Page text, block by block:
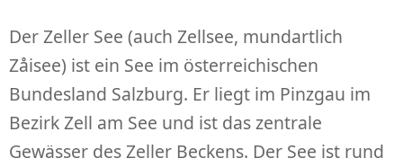
Der Zeller See (auch Zellsee, mundartlich
Zåisee) ist ein See im österreichischen
Bundesland Salzburg. Er liegt im Pinzgau im
Bezirk Zell am See und ist das zentrale
Gewässer des Zeller Beckens. Der See ist rund